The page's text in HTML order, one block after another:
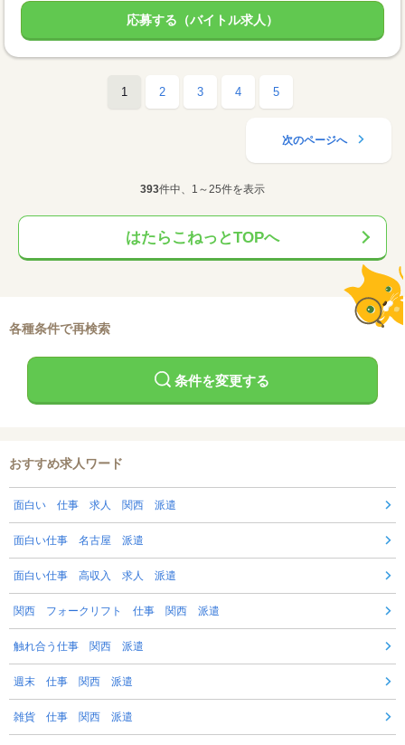
応募する（バイトル求人）
1 2 3 4 5
次のページへ
393件中、1～25件を表示
はたらこねっとTOPへ
各種条件で再検索
条件を変更する
おすすめ求人ワード
面白い 仕事 求人 関西 派遣
面白い仕事 名古屋 派遣
面白い仕事 高収入 求人 派遣
関西 フォークリフト 仕事 関西 派遣
触れ合う仕事 関西 派遣
週末 仕事 関西 派遣
雑貨 仕事 関西 派遣